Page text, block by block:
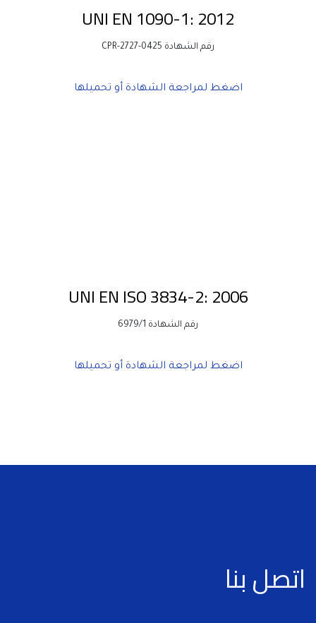
UNI EN 1090-1: 2012
رقم الشهادة 0425-CPR-2727
اضغط لمراجعة الشهادة أو تحميلها
UNI EN ISO 3834-2: 2006
رقم الشهادة 6979/1
اضغط لمراجعة الشهادة أو تحميلها
اتصل بنا